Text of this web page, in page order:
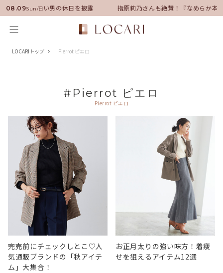
08.09Sun/日
に就任！いい男の休日を披露 指原莉乃さんも絶賛！『なめらか本
LOCARIトップ Pierrot ピエロ
#Pierrot ピエロ
Pierrot ピエロ
完売前にチェックしとこ♡人
気通販ブランドの「秋アイテ
ム」大集合！
お正月太りの強い味方！着痩
せを狙えるアイテム12選